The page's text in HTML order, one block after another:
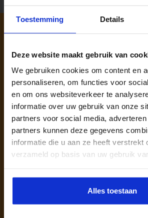
Toestemming Details
Deze website maakt gebruik van
We gebruiken cookies om content en
personaliseren, om functies voor
en om ons websiteverkeer te
informatie over uw gebruik van onze
partners voor social media,
partners kunnen deze gegevens
informatie die u aan ze heeft verstrekt
verzameld op basis van uw gebruik
Alles toestaan
Persoonlijk
Wil je meer inhoudelijke informatie?